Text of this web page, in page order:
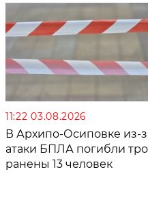
11:22 03.08.2026
В Архипо-Осиповке из-
атаки БПЛА погибли
ранены 13 человек